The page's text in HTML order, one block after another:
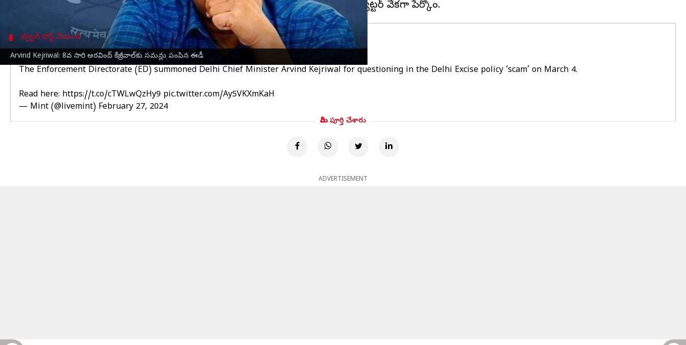
Arvind Kejriwal: 8వ సారి అరవింద్ కేజ్రీవాల్‌కు సమన్లు పంపిన ఈడీ
ట్విట్టర్ పోస్ట్ చేయండి
మార్చి 4న విచారణకు పిలిచిన ఈడీ
The Enforcement Directorate (ED) summoned Delhi Chief Minister Arvind Kejriwal for questioning in the Delhi Excise policy ‘scam’ on March 4.
Read here: https://t.co/cTWLwQzHy9 pic.twitter.com/Ay5VKXmKaH
— Mint (@livemint) February 27, 2024
మీరు పూర్తి చేశారు
ADVERTISEMENT